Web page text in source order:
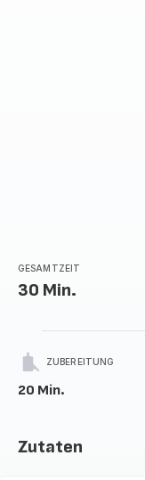
GESAMTZEIT
30 Min.
ZUBEREITUNG
20 Min.
Zutaten